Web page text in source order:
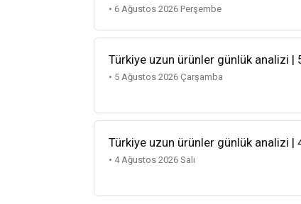
• 6 Ağustos 2026 Perşembe
Türkiye uzun ürünler günlük analizi |
• 5 Ağustos 2026 Çarşamba
Türkiye uzun ürünler günlük analizi |
• 4 Ağustos 2026 Salı